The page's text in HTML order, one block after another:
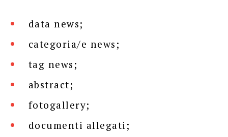
data news;
categoria/e news;
tag news;
abstract;
fotogallery;
documenti allegati;